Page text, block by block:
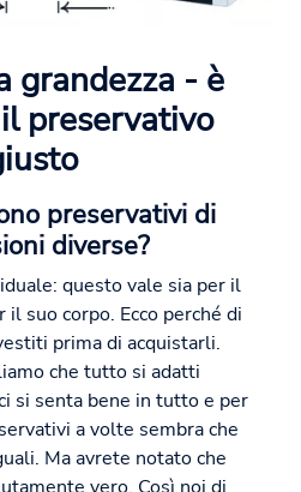
grandezza - è
preservativo
preservativi di
diverse?
questo vale sia per il
il suo corpo. Ecco perché di
prima di acquistarli.
che tutto si adatti
si senta bene in tutto e per
a volte sembra che
Ma avrete notato che